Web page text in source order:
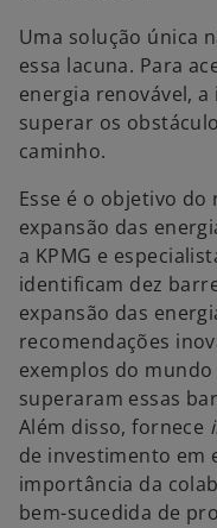
Uma solução única
essa lacuna. Para
energia renovável,
superar os
caminho.
Esse é o objetivo
expansão das
a KPMG e
identificam dez
expansão das
recomendações
exemplos do
superaram essas
Além disso, fornece
de investimento em
importância da
bem-sucedida de